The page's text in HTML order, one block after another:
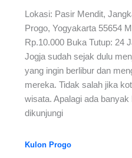
Lokasi: Pasir Mendit,
Progo, Yogyakarta 55654
Rp.10.000 Buka Tutup: 24
Jogja sudah sejak dulu
yang ingin berlibur dan
mereka. Tidak salah jika
wisata. Apalagi ada
dikunjungi
Kulon Progo